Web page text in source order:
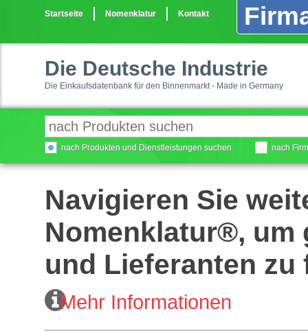
Startseite Nomenklatur Kontakt
Die Deutsche Industrie
Die Einkaufsdatenbank für den Binnenmarkt - Made in Germany
nach Produkten und Dienstleistungen suchen nach
Navigieren Sie
Nomenklatur®, um
und Lieferanten zu
Mehr Informationen